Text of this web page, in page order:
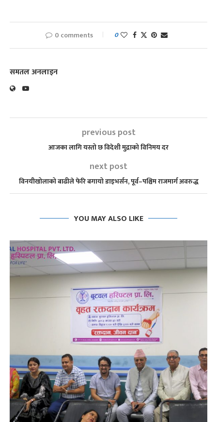
0 comments 0
समतल अनलाइन
previous post
आजका लागि यस्तो छ विदेशी मुद्राको विनिमय दर
next post
विनयीखोलाको बाढीले फेरि बगायो डाइभर्सन, पूर्व–पश्चिम राजमार्ग अवरुद्ध
YOU MAY ALSO LIKE